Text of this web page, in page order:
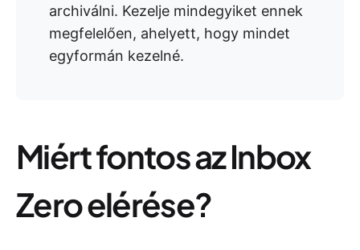
archiválni. Kezelje mindegyiket ennek
megfelelően, ahelyett, hogy mindet
egyformán kezelné.
Miért fontos az Inbox
Zero elérése?